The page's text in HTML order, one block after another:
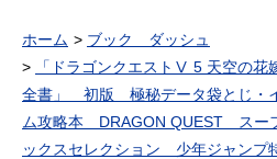
ホーム
ブック ダッシュ
「ドラゴンクエストⅤ 5 天空の花
全書」 初版 極秘データ袋とじ・
ム攻略本 DRAGON QUEST ス
ックスセレクション 少年ジャンプ